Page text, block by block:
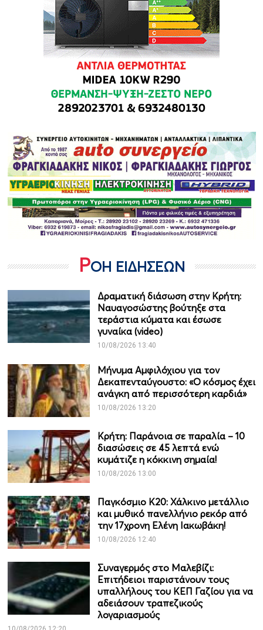
ΡΟΗ ΕΙΔΗΣΕΩΝ
Δραματική διάσωση στην Κρήτη:
Ναυαγοσώστης βούτηξε στα
τεράστια κύματα και έσωσε
γυναίκα (video)
10/08/2026 13:40
Μήνυμα Αμφιλόχιου για τον
Δεκαπενταύγουστο: «Ο κόσμος έχει
ανάγκη από περισσότερη καρδιά»
10/08/2026 13:20
Κρήτη: Παράνοια σε παραλία – 10
διασώσεις σε 45 λεπτά ενώ
κυμάτιζε η κόκκινη σημαία!
10/08/2026 13:00
Παγκόσμιο Κ20: Χάλκινο μετάλλιο
και μυθικό πανελλήνιο ρεκόρ από
την 17χρονη Ελένη Ιακωβάκη!
10/08/2026 12:40
Συναγερμός στο Μαλεβίζι:
Επιτήδειοι παριστάνουν τους
υπαλλήλους του ΚΕΠ Γαζίου για να
αδειάσουν τραπεζικούς
λογαριασμούς